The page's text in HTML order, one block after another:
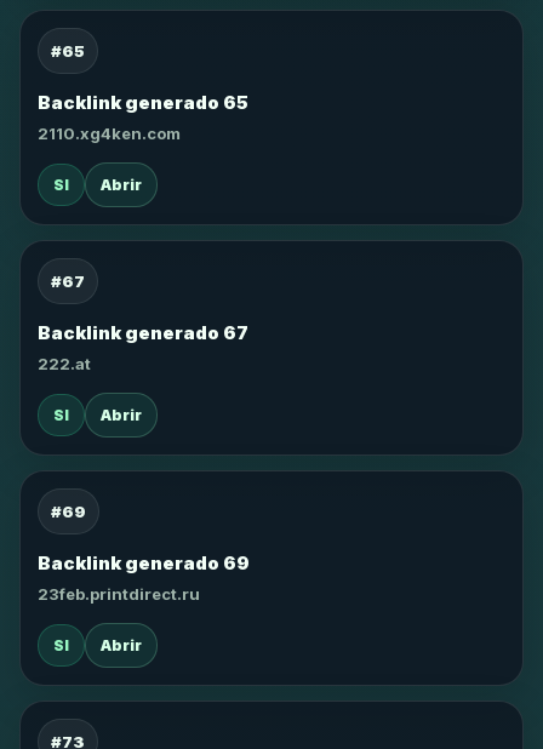
#65
Backlink generado 65
2110.xg4ken.com
SI Abrir
#67
Backlink generado 67
222.at
SI Abrir
#69
Backlink generado 69
23feb.printdirect.ru
SI Abrir
#73